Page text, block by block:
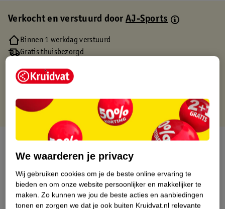
Verkocht en verstuurd doorAJ-Sports
Binnen 1 werkdag verstuurd
Gratis thuisbezorgd
Gratis punten met je Kruidvat kaart
Over dit product
Etiketinformatie
We waarderen je privacy
Wij gebruiken cookies om je de beste online ervaring te
bieden en om onze website persoonlijker en makkelijker te
maken. Zo kunnen we jou de beste acties en aanbiedingen
tonen en zorgen we dat je ook buiten Kruidvat.nl relevante